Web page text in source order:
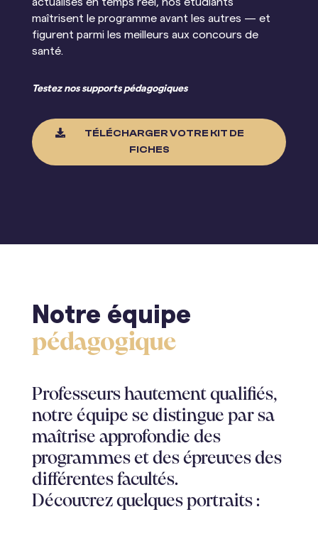
maîtrisent le programme avant les autres — et
figurent parmi les meilleurs aux concours de
santé.
Testez nos supports pédagogiques

TÉLÉCHARGER VOTRE KIT DE
FICHES
Notre équipe
pédagogique
Professeurs hautement qualifiés,
notre équipe se distingue par sa
maîtrise approfondie des
programmes et des épreuves des
différentes facultés.
Découvrez quelques portraits :